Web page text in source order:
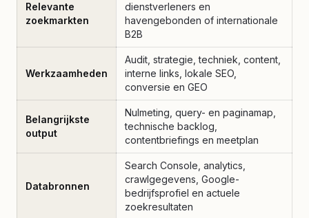
Relevante
zoekmarkten
dienstverleners en
havengebonden of internationale
B2B
Werkzaamheden
Audit, strategie, techniek, content,
interne links, lokale SEO,
conversie en GEO
Belangrijkste
output
Nulmeting, query- en paginamap,
technische backlog,
contentbriefings en meetplan
Databronnen
Search Console, analytics,
crawlgegevens, Google-
bedrijfsprofiel en actuele
zoekresultaten